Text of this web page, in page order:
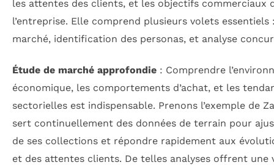
les attentes des clients, et les objectifs commerciaux
l’entreprise. Elle comprend plusieurs volets essentiels
marché, identification des personas, et analyse
Étude de marché approfondie : Comprendre
économique, les comportements d’achat, et les
sectorielles est indispensable. Prenons l’exemple de
sert continuellement des données de terrain pour
de ses collections et répondre rapidement aux
et des attentes clients. De telles analyses offrent une